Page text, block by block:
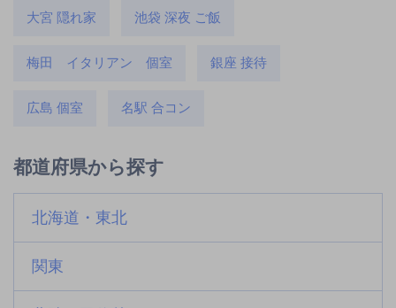
大宮 隠れ家 池袋 深夜 ご飯
梅田 イタリアン 個室 銀座 接待
広島 個室 名駅 合コン
都道府県から探す
北海道・東北
関東